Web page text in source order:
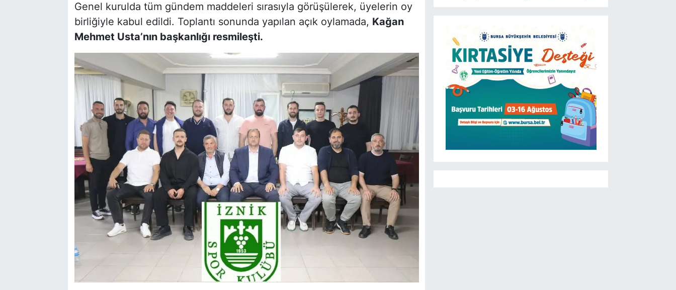
Genel kurulda tüm gündem maddeleri sırasıyla görüşülerek, üyelerin oy
birliğiyle kabul edildi. Toplantı sonunda yapılan açık oylamada, Kağan
Mehmet Usta’nın başkanlığı resmileşti.